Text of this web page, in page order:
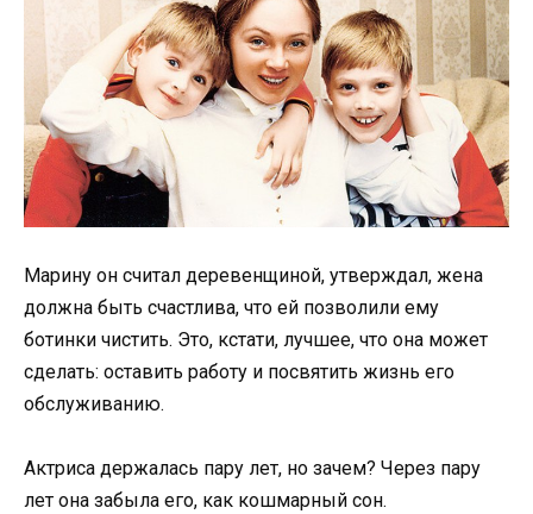
Марину он считал деревенщиной, утверждал, жена
должна быть счастлива, что ей позволили ему
ботинки чистить. Это, кстати, лучшее, что она может
сделать: оставить работу и посвятить жизнь его
обслуживанию.
Актриса держалась пару лет, но зачем? Через пару
лет она забыла его, как кошмарный сон.